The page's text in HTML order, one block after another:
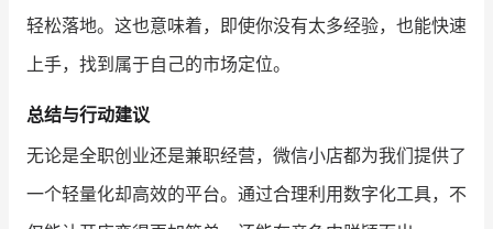
轻松落地。这也意味着，即使你没有太多经验，也能快速
上手，找到属于自己的市场定位。
总结与行动建议
无论是全职创业还是兼职经营，微信小店都为我们提供了
一个轻量化却高效的平台。通过合理利用数字化工具，不